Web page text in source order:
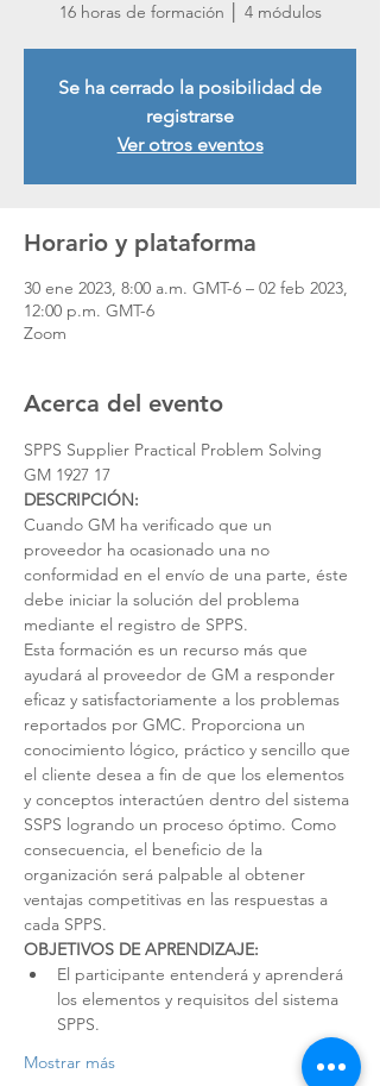
16 horas de formación │ 4 módulos
Se ha cerrado la posibilidad de
registrarse
Ver otros eventos
Horario y plataforma
30 ene 2023, 8:00 a.m. GMT-6 – 02 feb 2023,
12:00 p.m. GMT-6
Zoom
Acerca del evento
SPPS Supplier Practical Problem Solving
GM 1927 17
DESCRIPCIÓN:
Cuando GM ha verificado que un
proveedor ha ocasionado una no
conformidad en el envío de una parte, éste
debe iniciar la solución del problema
mediante el registro de SPPS.
Esta formación es un recurso más que
ayudará al proveedor de GM a responder
eficaz y satisfactoriamente a los problemas
reportados por GMC. Proporciona un
conocimiento lógico, práctico y sencillo que
el cliente desea a fin de que los elementos
y conceptos interactúen dentro del sistema
SSPS logrando un proceso óptimo. Como
consecuencia, el beneficio de la
organización será palpable al obtener
ventajas competitivas en las respuestas a
cada SPPS.
OBJETIVOS DE APRENDIZAJE:
El participante entenderá y aprenderá
los elementos y requisitos del sistema
SPPS.
Mostrar más